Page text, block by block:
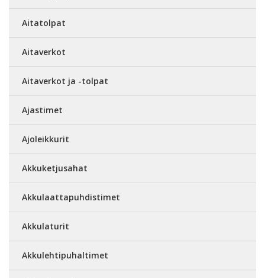
Aitatolpat
Aitaverkot
Aitaverkot ja -tolpat
Ajastimet
Ajoleikkurit
Akkuketjusahat
Akkulaattapuhdistimet
Akkulaturit
Akkulehtipuhaltimet